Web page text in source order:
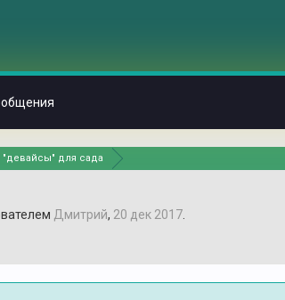
"девайсы" для сада
Дмитрий, 20 дек 2017